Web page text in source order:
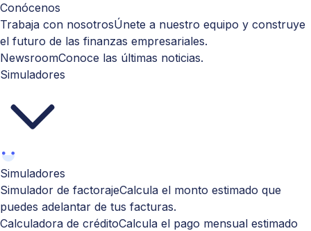
Conócenos
Trabaja con nosotrosÚnete a nuestro equipo y construye
el futuro de las finanzas empresariales.
NewsroomConoce las últimas noticias.
Simuladores
Simuladores
Simulador de factorajeCalcula el monto estimado que
puedes adelantar de tus facturas.
Calculadora de créditoCalcula el pago mensual estimado